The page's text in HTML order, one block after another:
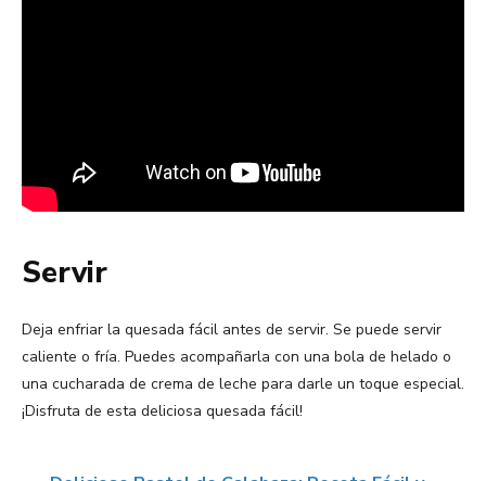
Servir
Deja enfriar la quesada fácil antes de servir. Se puede servir
caliente o fría. Puedes acompañarla con una bola de helado o
una cucharada de crema de leche para darle un toque especial.
¡Disfruta de esta deliciosa quesada fácil!